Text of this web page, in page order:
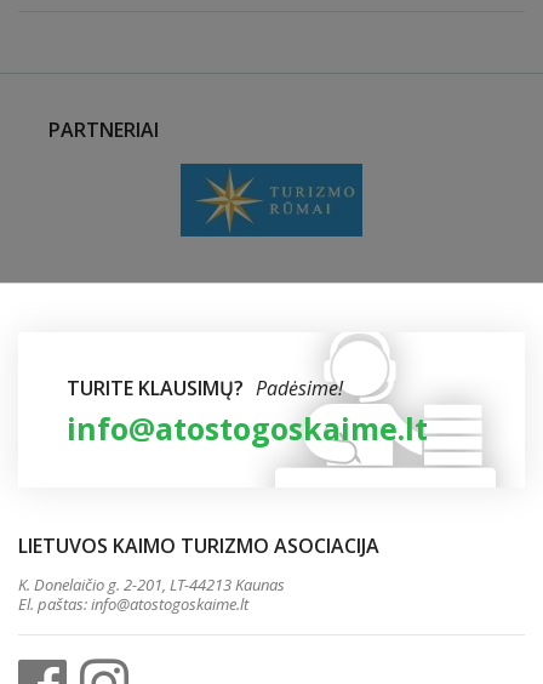
PARTNERIAI
TURITE KLAUSIMŲ? Padėsime!
info@atostogoskaime.lt
LIETUVOS KAIMO TURIZMO ASOCIACIJA
K. Donelaičio g. 2-201, LT-44213 Kaunas
El. paštas:info@atostogoskaime.lt